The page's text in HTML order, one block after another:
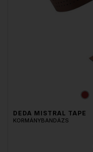
DEDA MISTRAL TAPE
KORMÁNYBANDÁZS